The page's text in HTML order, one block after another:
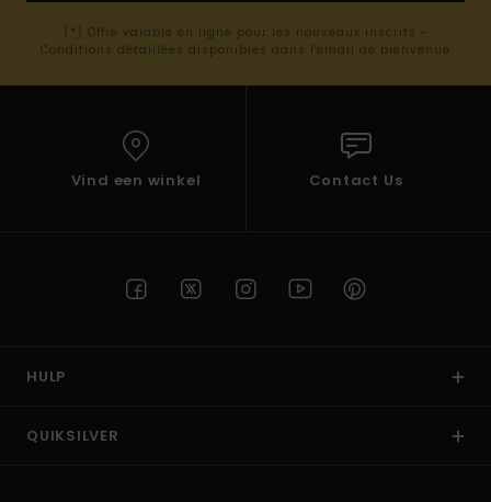
(*) Offre valable en ligne pour les nouveaux inscrits -
Conditions détaillées disponibles dans l'email de bienvenue
Vind een winkel Contact Us
HULP
QUIKSILVER